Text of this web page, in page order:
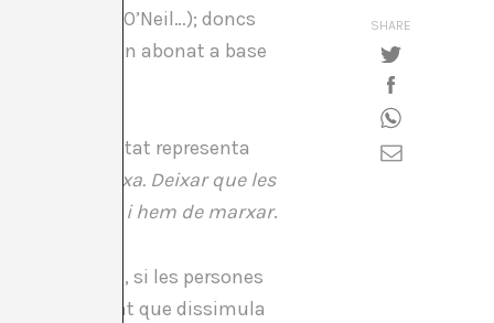
Bishop, O’Neil…); doncs
bé. S’hi han abonat a base
a la universitat representa
a una mateixa. Deixar que les
de carregar i hem de marxar.
de la lletra, si les persones
un ornament que dissimula
SHARE